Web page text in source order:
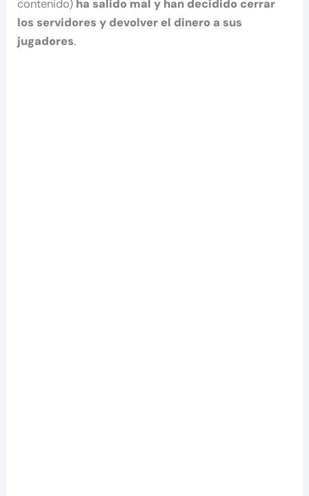
contenido) ha salido mal y han decidido cerrar
los servidores y devolver el dinero a sus
jugadores.